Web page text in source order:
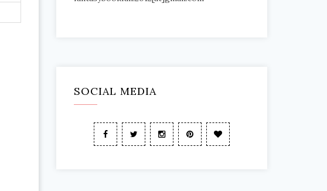
SOCIAL MEDIA